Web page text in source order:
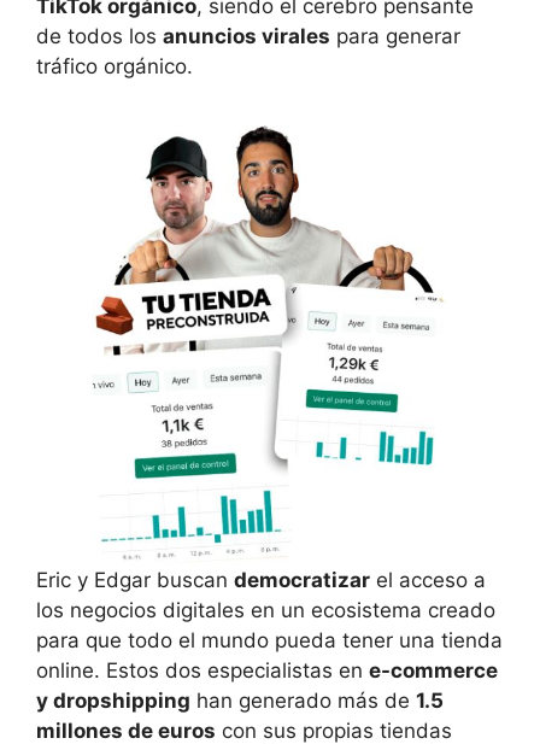
TikTok orgánico, siendo el cerebro pensante
de todos los anuncios virales para generar
tráfico orgánico.
Eric y Edgar buscan democratizar el acceso a
los negocios digitales en un ecosistema creado
para que todo el mundo pueda tener una tienda
online. Estos dos especialistas en e-commerce
y dropshipping han generado más de 1.5
millones de euros con sus propias tiendas